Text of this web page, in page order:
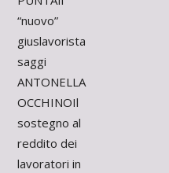
“nuovo”
giuslavorista
saggi
ANTONELLA
OCCHINOIl
sostegno al
reddito dei
lavoratori in